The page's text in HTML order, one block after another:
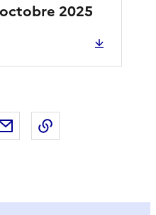
2025
X sur LinkedIn
Partager par email